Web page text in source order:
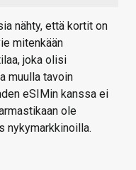
nähty, että kortit on
mitenkään
joka olisi
muulla tavoin
eSIMin kanssa ei
ole
nykymarkkinoilla.